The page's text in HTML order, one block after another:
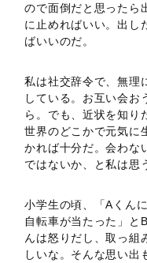
ので面倒だと思ったら
に止めればいい。出し
ばいいのだ。
私は社交辞令で、無理
している。お互い会お
ら。でも、近状を知り
世界のどこかで元気に
かれば十分だ。会わな
ではないか、と私は思
小学生の頃、「Aくん
自転車が当たった」と
んは怒りだし、取っ組
しいな。そんな思い出